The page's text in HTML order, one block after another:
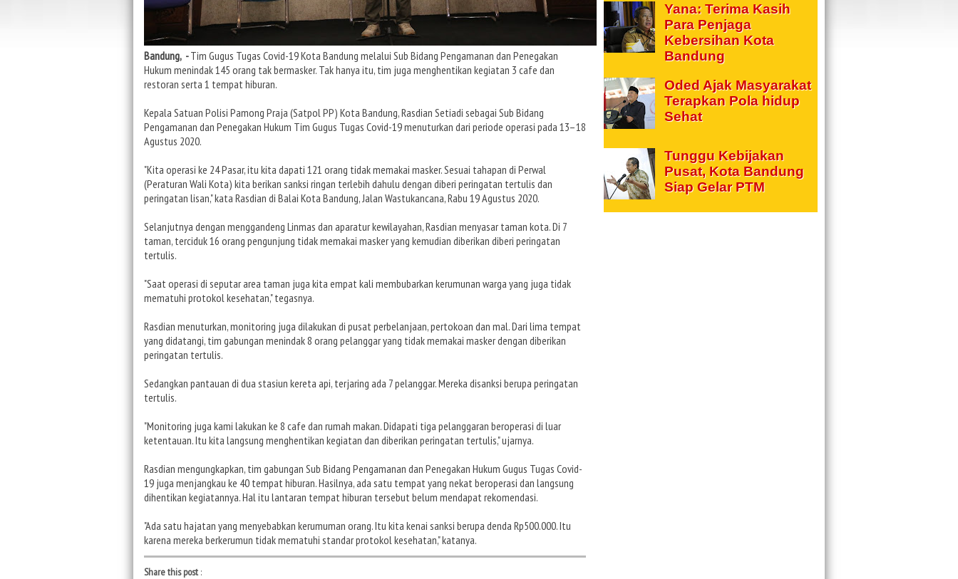
Bandung, -Tim Gugus Tugas Covid-19 Kota Bandung melalui Sub Bidang Pengamanan dan Penegakan
Hukum menindak 145 orang tak bermasker. Tak hanya itu, tim juga menghentikan kegiatan 3 cafe dan
restoran serta 1 tempat hiburan.
Kepala Satuan Polisi Pamong Praja (Satpol PP) Kota Bandung, Rasdian Setiadi sebagai Sub Bidang
Pengamanan dan Penegakan Hukum Tim Gugus Tugas Covid-19 menuturkan dari periode operasi pada 13–18
Agustus 2020.
"Kita operasi ke 24 Pasar, itu kita dapati 121 orang tidak memakai masker. Sesuai tahapan di Perwal
(Peraturan Wali Kota) kita berikan sanksi ringan terlebih dahulu dengan diberi peringatan tertulis dan
peringatan lisan," kata Rasdian di Balai Kota Bandung, Jalan Wastukancana, Rabu 19 Agustus 2020.
Selanjutnya dengan menggandeng Linmas dan aparatur kewilayahan, Rasdian menyasar taman kota. Di 7
taman, terciduk 16 orang pengunjung tidak memakai masker yang kemudian diberikan diberi peringatan
tertulis.
"Saat operasi di seputar area taman juga kita empat kali membubarkan kerumunan warga yang juga tidak
mematuhi protokol kesehatan," tegasnya.
Rasdian menuturkan, monitoring juga dilakukan di pusat perbelanjaan, pertokoan dan mal. Dari lima tempat
yang didatangi, tim gabungan menindak 8 orang pelanggar yang tidak memakai masker dengan diberikan
peringatan tertulis.
Sedangkan pantauan di dua stasiun kereta api, terjaring ada 7 pelanggar. Mereka disanksi berupa peringatan
tertulis.
"Monitoring juga kami lakukan ke 8 cafe dan rumah makan. Didapati tiga pelanggaran beroperasi di luar
ketentauan. Itu kita langsung menghentikan kegiatan dan diberikan peringatan tertulis," ujarnya.
Rasdian mengungkapkan, tim gabungan Sub Bidang Pengamanan dan Penegakan Hukum Gugus Tugas Covid-
19 juga menjangkau ke 40 tempat hiburan. Hasilnya, ada satu tempat yang nekat beroperasi dan langsung
dihentikan kegiatannya. Hal itu lantaran tempat hiburan tersebut belum mendapat rekomendasi.
"Ada satu hajatan yang menyebabkan kerumuman orang. Itu kita kenai sanksi berupa denda Rp500.000. Itu
karena mereka berkerumun tidak mematuhi standar protokol kesehatan," katanya.
Share this post:
Yana: Terima Kasih
Para Penjaga
Kebersihan Kota
Bandung
Oded Ajak Masyarakat
Terapkan Pola hidup
Sehat
Tunggu Kebijakan
Pusat, Kota Bandung
Siap Gelar PTM